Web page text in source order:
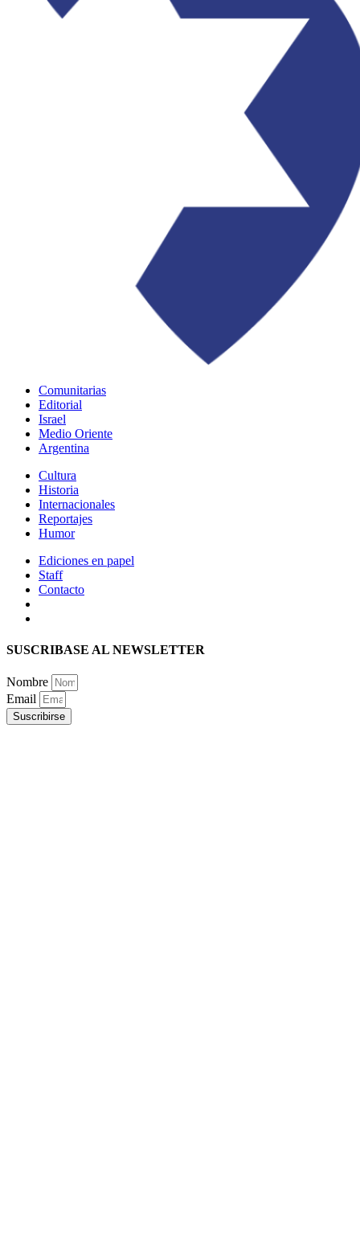
Comunitarias
Editorial
Israel
Medio Oriente
Argentina
Cultura
Historia
Internacionales
Reportajes
Humor
Ediciones en papel
Staff
Contacto
SUSCRIBASE AL NEWSLETTER
Nombre
Email
Suscribirse